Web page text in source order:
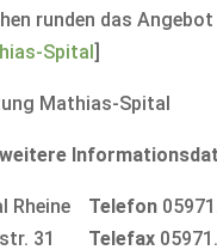
runden das Angebot
Spital]
Mathias-Spital
Rheine
31
Telefon
Telefax